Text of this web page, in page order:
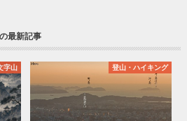
最新記事
字山 登山・ハイキング